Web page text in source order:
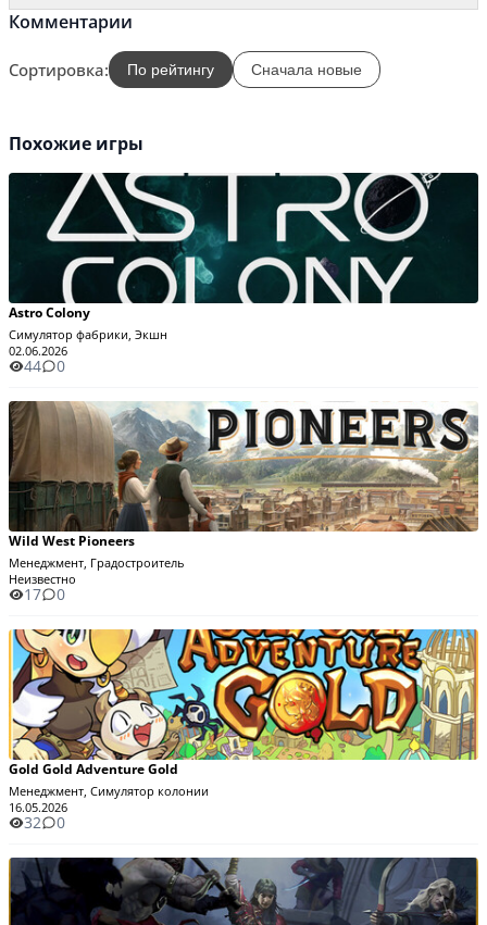
Комментарии
Сортировка: По рейтингу Сначала новые
Похожие игры
Astro Colony
Симулятор фабрики, Экшн
02.06.2026
44 0
Wild West Pioneers
Менеджмент, Градостроитель
Неизвестно
17 0
Gold Gold Adventure Gold
Менеджмент, Симулятор колонии
16.05.2026
32 0